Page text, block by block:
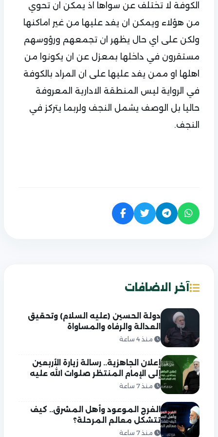
الكوفة لا تختلف عن سواها اذ يمكن ان تحوي
من هؤلاء ويمكن ان يفد عليها من غير اماكنها
ولكن على اي حال يظهر ان تجمعهم ورؤوسهم
مستقرون في داخلها بمعزل عن ان يكونوا من
اهلها او ممن يفد عليها على ان المراد بالكوفة
في الرواية ليس المنطقة الادارية المعروفة
حاليا بل الوصف يشمل النجف ولربما يتركز في
النجف.
آخر الاضافات
دولة الحسين (عليه السلام) وتحقيق
العدالة والرفاه والمساواة
منذ 4 ساعة
إعلان الجاهزية.. رسالة زيارة الأربعين
إلى الإمام المنتظر صلوات الله عليه
منذ 7 ساعة
الفرج الموعود وأهل المشرق.. كيف
تتشكل معالم المرحلة؟
منذ 7 ساعة